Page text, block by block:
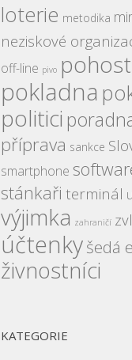
loterie metodika
neziskové
off-line pivo
pokladna
politici
příprava sankce
smartphone
stánkaři terminál
výjimka zahraničí
účtenkyšedá
živnostníci
KATEGORIE